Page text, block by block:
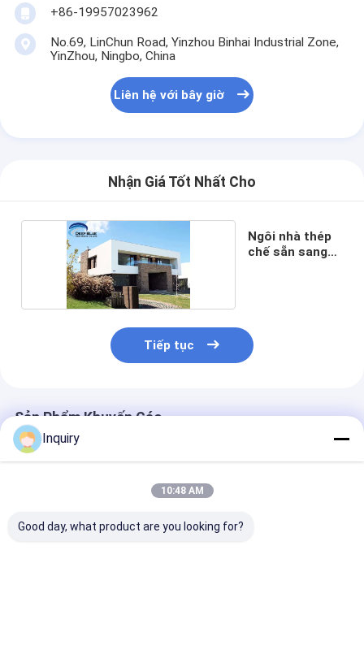
+86-19957023962
No.69, LinChun Road, Yinzhou Binhai Industrial Zone,
YinZhou, Ningbo, China
Liên hệ với bây giờ
Nhận Giá Tốt Nhất Cho
Ngôi nhà thép
chế sẵn sang
Tiếp tục
Sản Phẩm Khuyến Cáo
Inquiry
10:48 AM
Good day, what product are you looking for?